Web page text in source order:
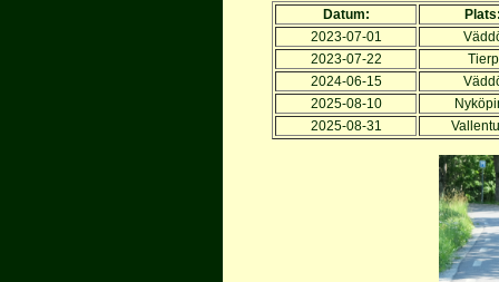
Datum:
2023-07-01
2023-07-22
Tierp
2024-06-15
2025-08-10
2025-08-31